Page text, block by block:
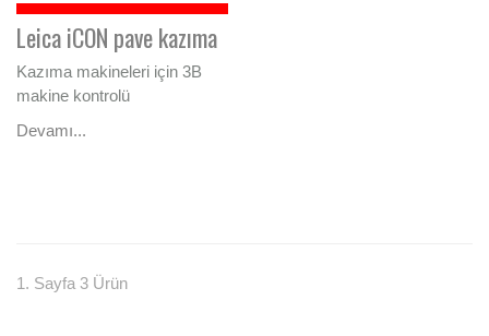
Leica iCON pave kazıma
Kazıma makineleri için 3B
makine kontrolü
Devamı...
1. Sayfa 3 Ürün